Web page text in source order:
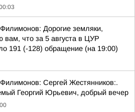
Филимонов: Дорогие земляки,
вам, что за 5 августа в ЦУР
191 (-128) обращение (на 19:00)
Филимонов: Сергей Жестянников:.
Георгий Юрьевич, добрый вечер